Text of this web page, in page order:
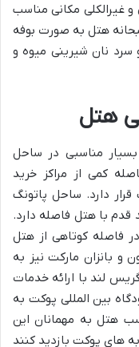
و غیرالکلی مکانی مناسب
هتل به صورت بوفه
سرد نان شیرینی میوه و
هتل
مناسبی در ساحل
کمی از مراکز خرید
دارد. ساحل پاتونگ
با هتل فاصله دارد.
فاصله کوتاهی از هتل
و بانزان مارکت نیز به
لند با ارائه خدمات
بین المللی پوکت به
هتل به مهمانان این
های پوکت بازدید کنند